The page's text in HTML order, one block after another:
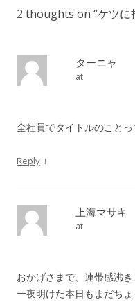
2 thoughts on “ケツに
ターニャ
at
全社員でタイトルのこと
Reply ↓
上海マサキ
at
おかげさまで、連帯感沸き
一夜明けた本日もまだち